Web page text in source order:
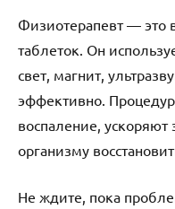
Физиотерапевт — это
таблеток. Он
свет, магнит,
эффективно.
воспаление,
организму
Не ждите, пока